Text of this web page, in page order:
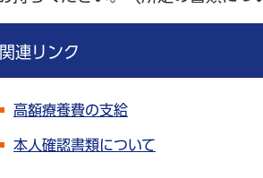
関連リンク
高額療養費の支給
本人確認書類について